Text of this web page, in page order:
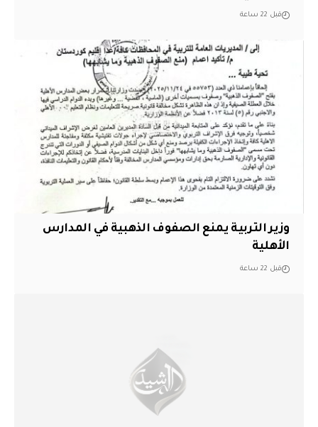
قبل 22 ساعة
وزير التربية يمنع الصفوف الذهبية في المدارس
الأهلية
قبل 22 ساعة